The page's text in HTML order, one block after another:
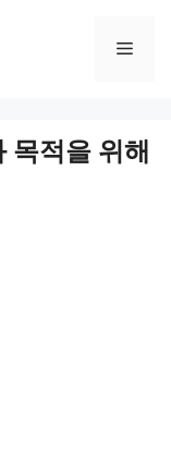
목적을 위해